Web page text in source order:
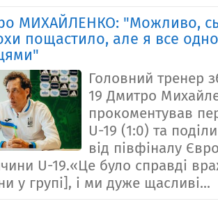
МИХАЙЛЕНКО: "Можливо,
пощастило, але я все
Головний тренер
19 Дмитро
прокоментував
U-19 (1:0) та
від півфіналу
U-19.«Це було справді
у групі], і ми дуже щасливі...